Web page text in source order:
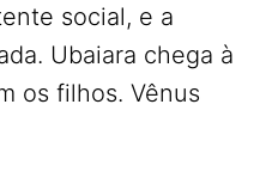
social, e a
Ubaiara chega à
os filhos. Vênus